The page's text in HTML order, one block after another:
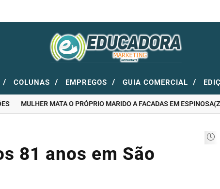
/ COLUNAS / EMPREGOS / GUIA COMERCIAL /
MULHER MATA O PRÓPRIO MARIDO A FACADAS EM
81 anos em São